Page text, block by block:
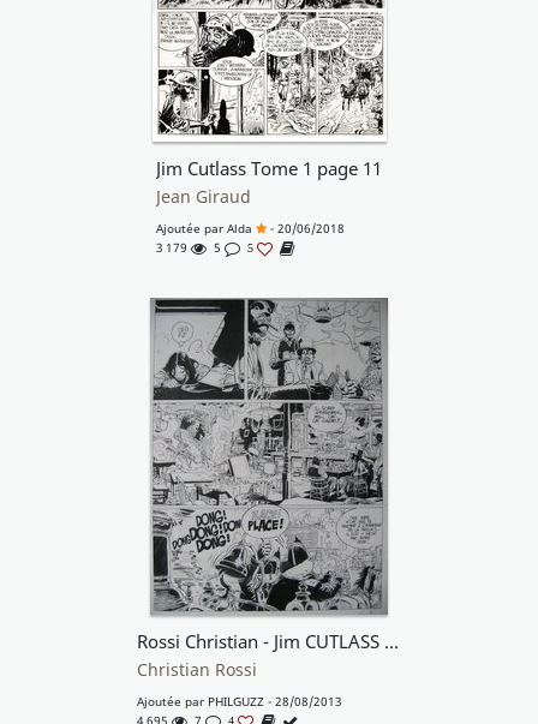
Jim Cutlass Tome 1 page 11
Jean Giraud
Ajoutée par Alda
- 20/06/2018
3 179
5 5
Rossi Christian - Jim CUTLASS T2
Christian Rossi
Ajoutée par PHILGUZZ - 28/08/2013
4 695
7 4